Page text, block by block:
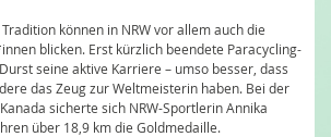
können in NRW vor allem auch die
blicken. Erst kürzlich beendete Paracycling-
seine aktive Karriere – umso besser, dass
das Zeug zur Weltmeisterin haben. Bei der
sicherte sich NRW-Sportlerin Annika
über 18,9 km die Goldmedaille.